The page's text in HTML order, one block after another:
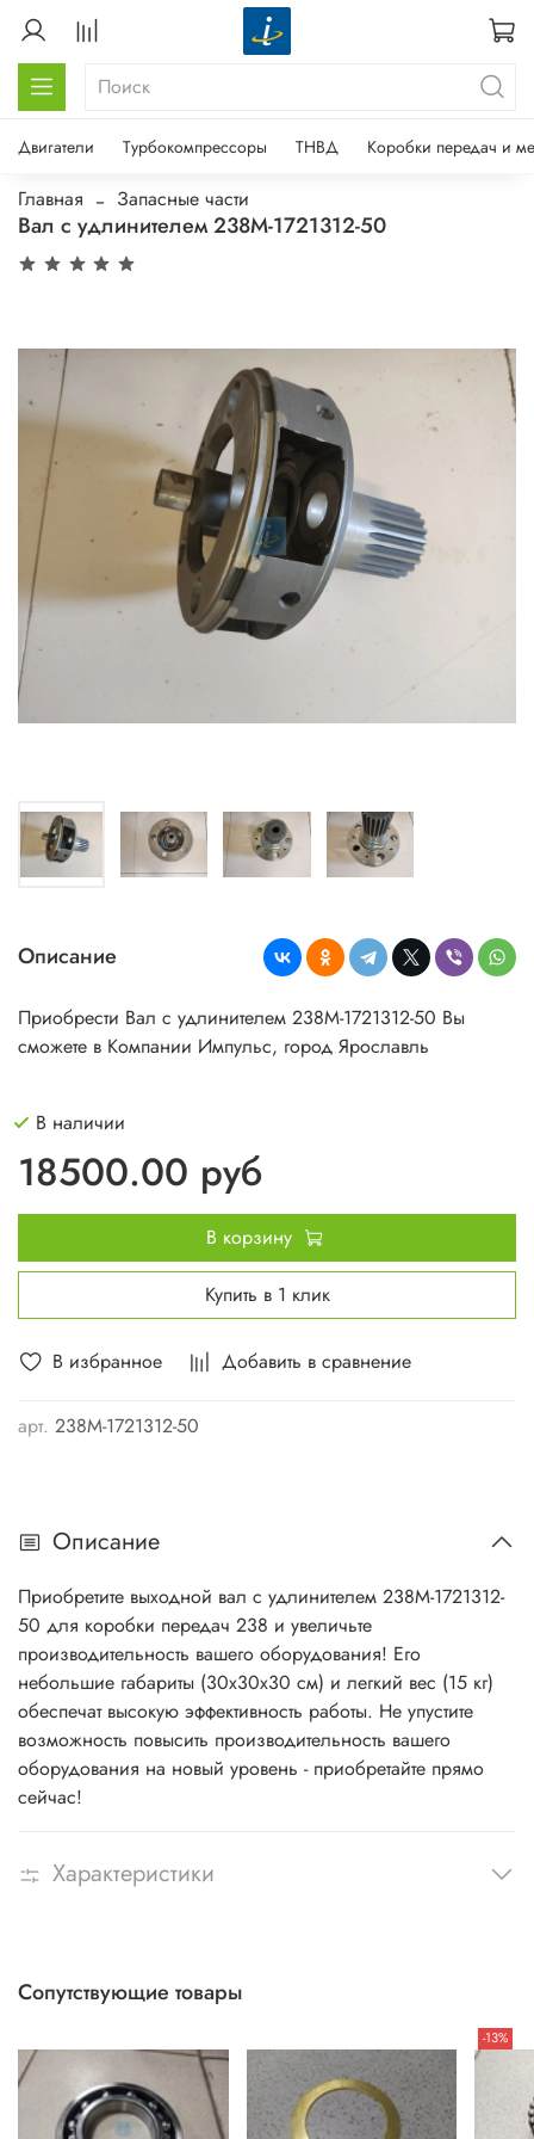
Двигатели Турбокомпрессоры ТНВД Коробки передач и
Главная Запасные части
Вал с удлинителем 238М-1721312-50
В избранное Добавить в сравнение
арт. 238М-1721312-50
Описание
Приобрести Вал с удлинителем 238М-1721312-50 Вы
сможете в Компании Импульс, город Ярославль
В наличии
18500.00 руб
В корзину
Купить в 1 клик
Описание
Приобретите выходной вал с удлинителем 238М-1721312-
50 для коробки передач 238 и увеличьте
производительность вашего оборудования! Его
небольшие габариты (30х30х30 см) и легкий вес (15 кг)
обеспечат высокую эффективность работы. Не упустите
возможность повысить производительность вашего
оборудования на новый уровень - приобретайте прямо
сейчас!
Характеристики
Сопутствующие товары
-13%